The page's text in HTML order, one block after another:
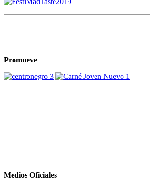
Promueve
Medios Oficiales